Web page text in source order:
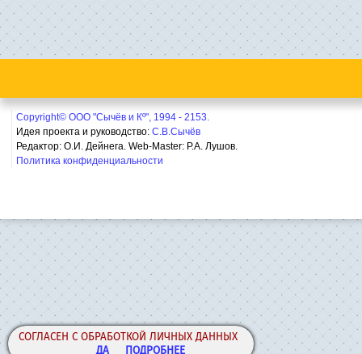
СОГЛАСЕН С ОБРАБОТКОЙ ЛИЧНЫХ ДАННЫХ
Copyright© ООО "Сычёв и Кº", 1994 - 2153.
Идея проекта и руководство: С.В.Сычёв
Редактор: О.И. Дейнега. Web-Master: Р.А. Лушов.
Политика конфиденциальности